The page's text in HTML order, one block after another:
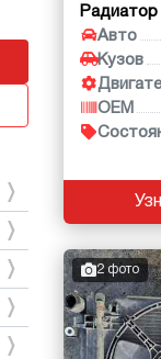
Авто
Кузов
OEM
2 фото